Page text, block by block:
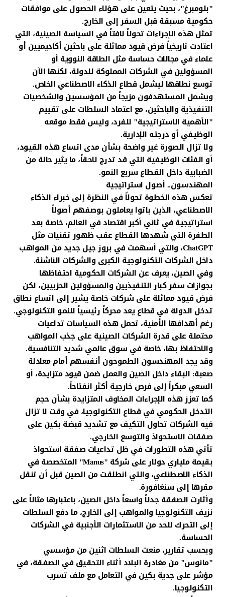
"بلومبرغ"، بحيث يتعين على هؤلاء الحصول على موافقات
حكومية مسبقة قبل السفر إلى الخارج.
تمثل هذه الإجراءات تحولاً لافتاً في السياسة الصينية، التي
اعتادت تاريخياً فرض قيود مماثلة على باحثين أكاديميين أو
علماء في مجالات حساسة مثل الطاقة النووية أو
المسؤولين في الشركات المملوكة للدولة، لكنها الآن
توسع نطاقها ليشمل قطاع الذكاء الاصطناعي الخاص.
ويشمل المستهدفون مزيجاً من المؤسسين والشخصيات
التنفيذية والباحثين، مع اعتماد السلطات على تقييم
"الأهمية الاستراتيجية" للفرد، وليس فقط موقعه
الوظيفي أو درجته الإدارية.
ولا تزال الصورة غير واضحة بشأن مدى اتساع هذه القيود،
أو الفئات الوظيفية التي قد تدرج لاحقاً، ما يثير حالة من
الضبابية داخل القطاع سريع النمو.
المهندسون.. أصول استراتيجية
تعكس هذه الخطوة تحولاً في النظرة إلى خبراء الذكاء
الاصطناعي، الذين باتوا يعاملون بوصفهم أصولاً
استراتيجية في ثاني أكبر اقتصاد في العالم، خاصة بعد
الطفرة التي شهدها القطاع عقب ظهور تقنيات مثل
ChatGPT، والتي أسهمت في بروز جيل جديد من المواهب
داخل الشركات التكنولوجية الكبرى والشركات الناشئة.
وفي الصين، يعرف عن الشركات الحكومية احتفاظها
بجوازات سفر كبار التنفيذيين والمسؤولين الحزبيين، لكن
فرض قيود مماثلة على شركات خاصة يشير إلى اتساع نطاق
تدخل الدولة في قطاع يعد محركاً رئيسياً للنمو التكنولوجي.
رغم أهدافها الأمنية، تحمل هذه السياسات تداعيات
محتملة على قدرة الشركات الصينية على جذب المواهب
والاحتفاظ بها، خاصة في سوق عالمي شديد التنافسية.
وقد يجد المهندسون الطموحون أنفسهم أمام معادلة
صعبة: البقاء داخل الصين والعمل ضمن قيود متزايدة، أو
السعي مبكراً إلى فرص خارجية أكثر انفتاحاً.
كما تعزز هذه الإجراءات المخاوف المتزايدة بشأن حجم
التدخل الحكومي في قطاع التكنولوجيا، في وقت لا تزال
فيه الشركات تحاول التكيف مع تشديد قبضة بكين على
صفقات الاستحواذ والتوسع الخارجي.
تأتي هذه التطورات في ظل تداعيات صفقة استحواذ
بقيمة ملياري دولار على شركة "Manus" المتخصصة في
الذكاء الاصطناعي، والتي انطلقت من الصين قبل أن تنقل
مقرها إلى سنغافورة.
وأثارت الصفقة جدلاً واسعاً داخل الصين، باعتبارها مثالاً على
نزيف التكنولوجيا والمواهب إلى الخارج، ما دفع السلطات
إلى التحرك للحد من الاستثمارات الأجنبية في الشركات
الحساسة.
وبحسب تقارير، منعت السلطات اثنين من مؤسسي
"مانوس" من مغادرة البلاد أثناء التحقيق في الصفقة، في
مؤشر على جدية بكين في التعامل مع ملف تسرب
التكنولوجيا.